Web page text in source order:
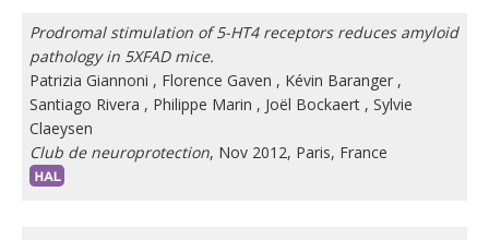
Prodromal stimulation of 5-HT4 receptors reduces amyloid
pathology in 5XFAD mice.
Patrizia Giannoni , Florence Gaven , Kévin Baranger ,
Santiago Rivera , Philippe Marin , Joël Bockaert , Sylvie
Claeysen
Club de neuroprotection, Nov 2012, Paris, France